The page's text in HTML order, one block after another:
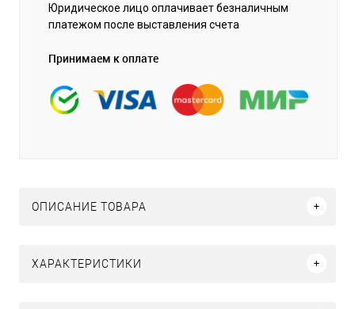
Юридическое лицо оплачивает безналичным
платежом после выставления счета
Принимаем к оплате
ОПИСАНИЕ ТОВАРА
ХАРАКТЕРИСТИКИ